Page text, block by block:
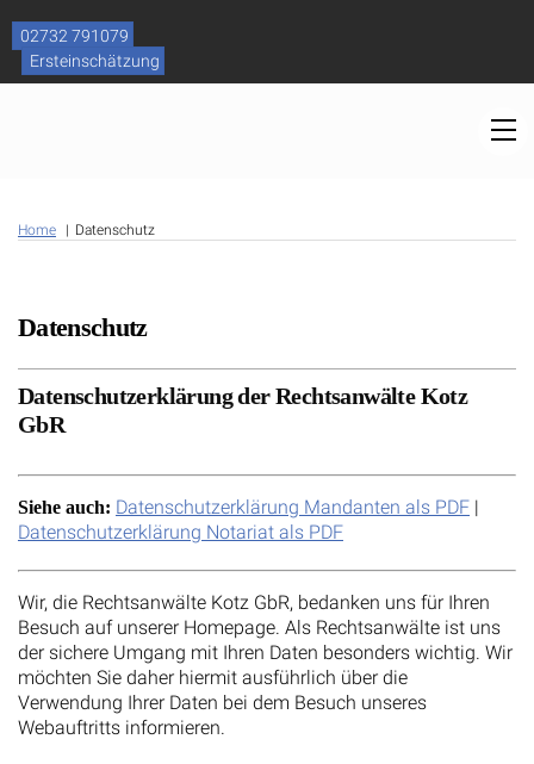
content
02732 791079
Ersteinschätzung
Home Datenschutz
Datenschutz
Datenschutzerklärung der Rechtsanwälte Kotz
GbR
Siehe auch: Datenschutzerklärung Mandanten als PDF |
Datenschutzerklärung Notariat als PDF
Wir, die Rechtsanwälte Kotz GbR, bedanken uns für Ihren
Besuch auf unserer Homepage. Als Rechtsanwälte ist uns
der sichere Umgang mit Ihren Daten besonders wichtig. Wir
möchten Sie daher hiermit ausführlich über die
Verwendung Ihrer Daten bei dem Besuch unseres
Webauftritts informieren.